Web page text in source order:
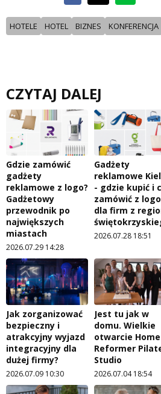
HOTELE HOTEL BIZNES KONFERENCJA
CZYTAJ DALEJ
Gdzie zamówić
gadżety
reklamowe z logo?
Gadżetowy
przewodnik po
największych
miastach
2026.07.29 14:28
Gadżety
reklamowe
- gdzie kupić i
zamówić z logo
dla firm z
2026.07.28 18:51
Jak zorganizować
bezpieczny i
atrakcyjny wyjazd
integracyjny dla
dużej firmy?
2026.07.09 10:30
Jest tu jak w
domu. Wielkie
otwarcie Home
Reformer
Studio
2026.07.04 18:54